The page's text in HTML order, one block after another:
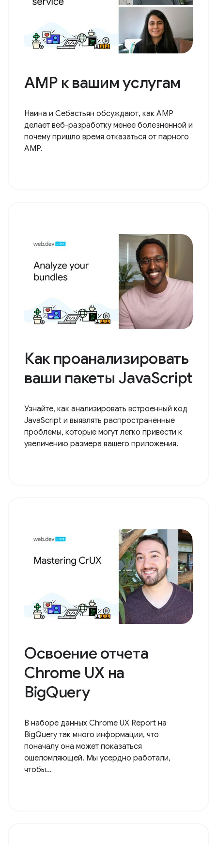
AMP к вашим услугам
Наина и Себастьян обсуждают, как AMP
делает веб-разработку менее болезненной и
почему пришло время отказаться от парного
AMP.
Как проанализировать
ваши пакеты JavaScript
Узнайте, как анализировать встроенный код
JavaScript и выявлять распространенные
проблемы, которые могут легко привести к
увеличению размера вашего приложения.
Освоение отчета
Chrome UX на
BigQuery
В наборе данных Chrome UX Report на
BigQuery так много информации, что
поначалу она может показаться
ошеломляющей. Мы усердно работали,
чтобы...